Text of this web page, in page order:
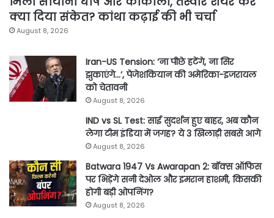
क्या दिया संकेत? कांथा कढ़ाई की भी चर्चा
August 8, 2026
Iran-US Tension: ‘ना पीछे हटेंगे, ना सिर
झुकाएंगे…’, पेजेशकियान की अमेरिका-इजरायल
को चेतावनी
August 8, 2026
IND vs SL Test: साई सुदर्शन हुए बाहर, अब कौन
लेगा टीम इंडिया में जगह? ये 3 खिलाड़ी सबसे आगे
August 8, 2026
Batwara 1947 Vs Awarapan 2: बॉक्स ऑफिस
पर भिड़ेंगे सनी देओल और इमरान हाशमी, किसकी
होगी बड़ी ओपनिंग?
August 8, 2026